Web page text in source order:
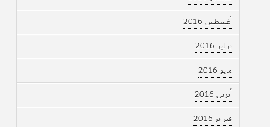
أغسطس 2016
يوليو 2016
مايو 2016
أبريل 2016
فبراير 2016